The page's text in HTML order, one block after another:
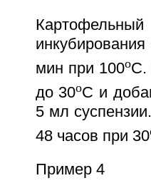
мин при 100oС.
до 30oС и
5 мл
48 часов при 30
Пример 4